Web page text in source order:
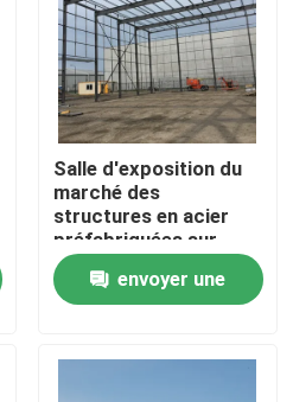
acier
Salle d'exposition du
marché des
structures en acier
préfabriquées sur
mesure de haute
qualité envoyer une